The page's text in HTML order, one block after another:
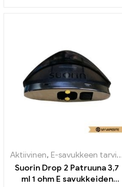
Aktiivinen, E-savukkeen tarvikkeet
Suorin Drop 2 Patruuna 3,7
ml 1 ohm E savukkeiden